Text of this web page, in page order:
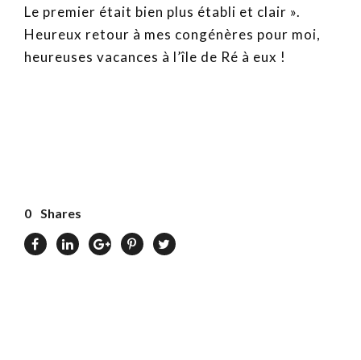
Le premier était bien plus établi et clair ».
Heureux retour à mes congénères pour moi,
heureuses vacances à l’île de Ré à eux !
0 Shares